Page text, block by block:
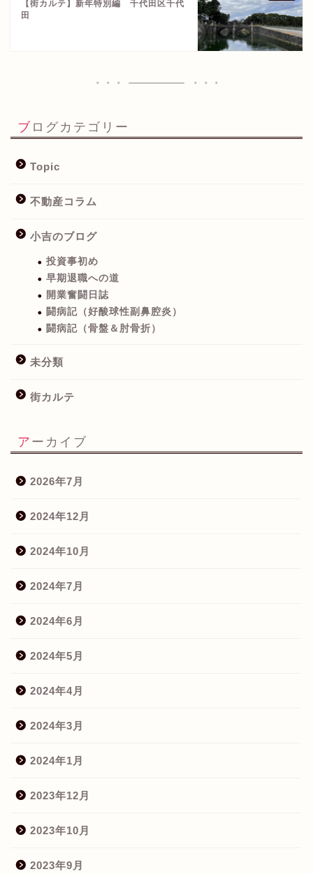
【街カルテ】新年特別編 千代田区千代
田
ブログカテゴリー
Topic
不動産コラム
小吉のブログ
投資事初め
早期退職への道
開業奮闘日誌
闘病記（好酸球性副鼻腔炎）
闘病記（骨盤＆肘骨折）
未分類
街カルテ
アーカイブ
2026年7月
2024年12月
2024年10月
2024年7月
2024年6月
2024年5月
2024年4月
2024年3月
2024年1月
2023年12月
2023年10月
2023年9月